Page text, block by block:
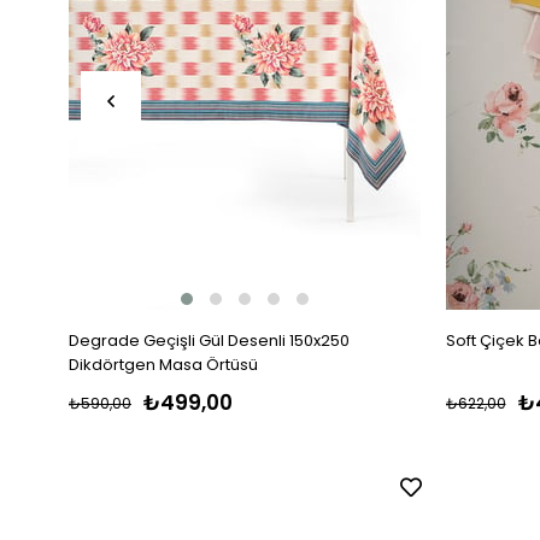
Degrade Geçişli Gül Desenli 150x250
Dikdörtgen Masa Örtüsü
₺499,00
₺590,00
Soft Çiçek
₺622,00